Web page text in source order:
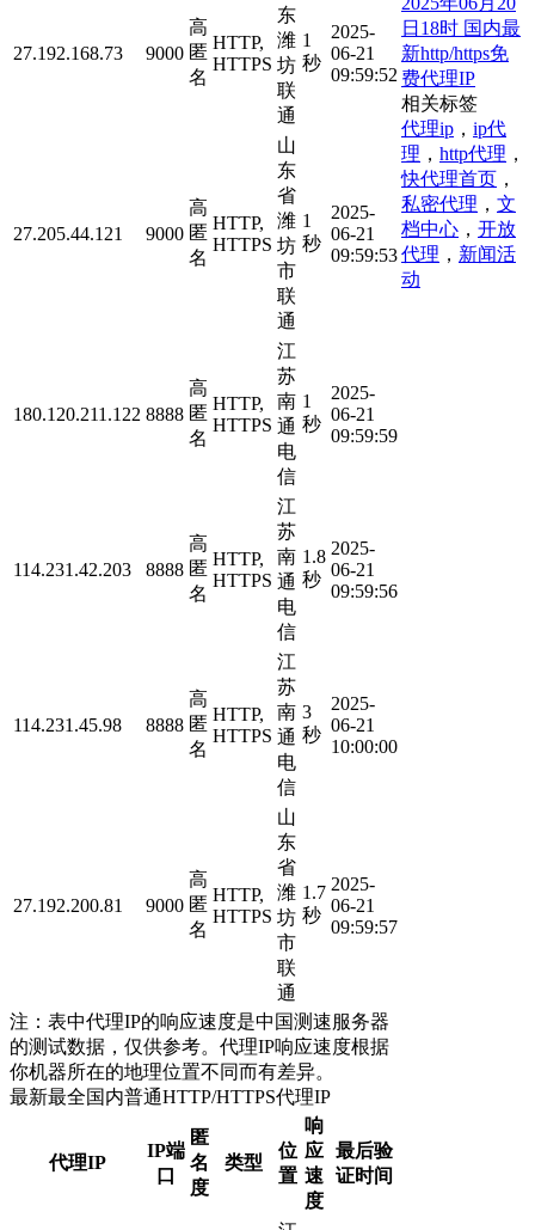
27.192.168.73 9000
高
匿
名
HTTP,
HTTPS
东
潍
坊
联
通
1
秒
2025-
06-21
09:59:52
27.205.44.121 9000
高
匿
名
HTTP,
HTTPS
山
东
省
潍
坊
市
联
通
1
秒
2025-
06-21
09:59:53
180.120.211.122 8888
高
匿
名
HTTP,
HTTPS
江
苏
南
通
电
信
1
秒
2025-
06-21
09:59:59
114.231.42.203 8888
高
匿
名
HTTP,
HTTPS
江
苏
南
通
电
信
1.8
秒
2025-
06-21
09:59:56
114.231.45.98 8888
高
匿
名
HTTP,
HTTPS
江
苏
南
通
电
信
3
秒
2025-
06-21
10:00:00
27.192.200.81 9000
高
匿
名
HTTP,
HTTPS
山
东
省
潍
坊
市
联
通
1.7
秒
2025-
06-21
09:59:57
注：表中代理IP的响应速度是中国测速服务器
的测试数据，仅供参考。代理IP响应速度根据
你机器所在的地理位置不同而有差异。
最新最全国内普通HTTP/HTTPS代理IP
代理IP
IP端
口
匿
名
度
类型
位
置
响
应
速
度
最后验
证时间
日18时 国内最
新http/https免
费代理IP
相关标签
代理ip ， ip代
理 ， http代理 ，
快代理首页 ，
私密代理 ， 文
档中心 ， 开放
代理 ， 新闻活
动